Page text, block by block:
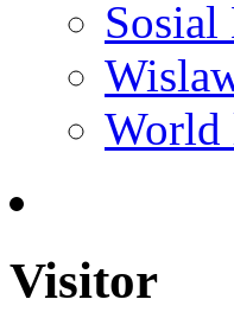
Sosial
World
Visitor